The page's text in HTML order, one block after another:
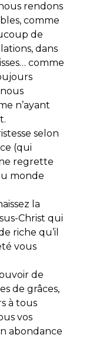
rendons
comme
de
dans
comme
n’ayant
selon
(qui
regrette
monde
la
Christ qui
riche qu’il
vous
de
de grâces,
à tous
vos
abondance